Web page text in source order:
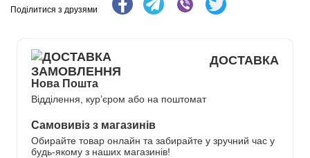
Поділитися з друзями
ДОСТАВКА
Нова Пошта
Відділення, кур’єром або на поштомат
Самовивіз з магазинів
Обирайте товар онлайн та забирайте у зручний час у
будь-якому з наших магазинів!